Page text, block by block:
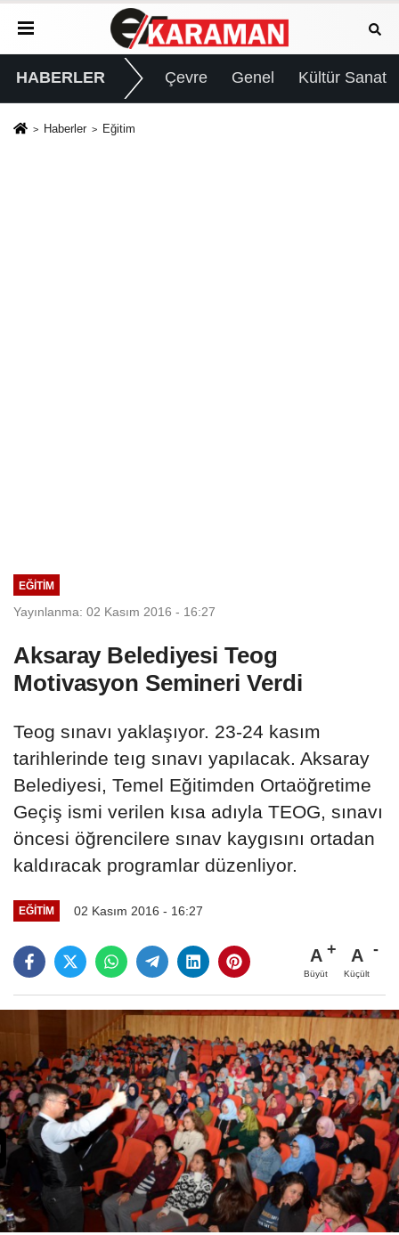
HABERLER Çevre Genel Kültür Sanat
Haberler Eğitim
EĞITIM
Yayınlanma: 02 Kasım 2016 - 16:27
Aksaray Belediyesi Teog
Motivasyon Semineri Verdi
Teog sınavı yaklaşıyor. 23-24 kasım
tarihlerinde teıg sınavı yapılacak. Aksaray
Belediyesi, Temel Eğitimden Ortaöğretime
Geçiş ismi verilen kısa adıyla TEOG, sınavı
öncesi öğrencilere sınav kaygısını ortadan
kaldıracak programlar düzenliyor.
EĞITIM 02 Kasım 2016 - 16:27
A
Büyüt
A
Küçült